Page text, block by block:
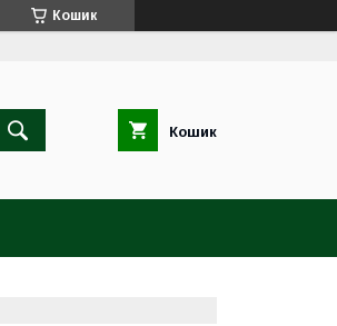
Кошик
Кошик